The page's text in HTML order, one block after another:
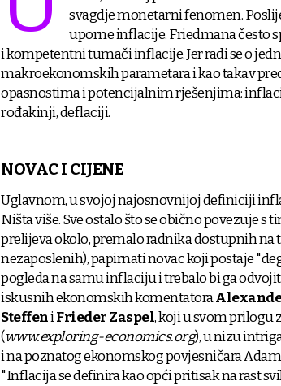
svagdje monetarni fenomen.
uporne inflacije. Friedmana često
i kompetentni tumači inflacije. Jer radi se o
makroekonomskih parametara i kao takav
opasnostima i potencijalnim rješenjima:
rođakinji, deflaciji.
NOVAC I CIJENE
Uglavnom, u svojoj najosnovnijoj definiciji
Ništa više. Sve ostalo što se obično povezuje s
prelijeva okolo, premalo radnika dostupnih na
nezaposlenih), papirnati novac koji postaje
pogleda na samu inflaciju i trebalo bi ga
iskusnih ekonomskih komentatora
SteffeniFrieder Zaspel, koji u svom prilogu
(www.exploring-economics.org), u nizu
i na poznatog ekonomskog povjesničara
"Inflacija se definira kao opći pritisak na rast